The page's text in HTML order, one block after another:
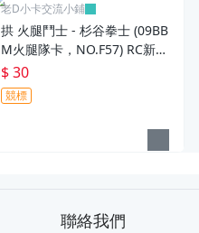
老D小卡交流小鋪
拱 火腿鬥士 - 杉谷拳士 (09BB
M火腿隊卡，NO.F57) RC新人
卡
$ 30
競標
聯絡我們